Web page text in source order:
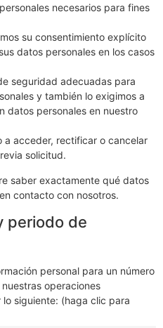
necesarios para fines
su consentimiento explícito
datos personales en los casos
seguridad adecuadas para
y también lo exigimos a
datos personales en nuestro
a acceder, rectificar o cancelar
solicitud.
saber exactamente qué datos
contacto con nosotros.
periodo de
personal para un número
operaciones
siguiente: (haga clic para